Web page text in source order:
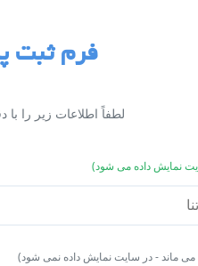
فرم
لطفاً اطلاعات زیر را با
نمایش داده می شود)
می ماند - در سایت نمایش داده نمی شود)